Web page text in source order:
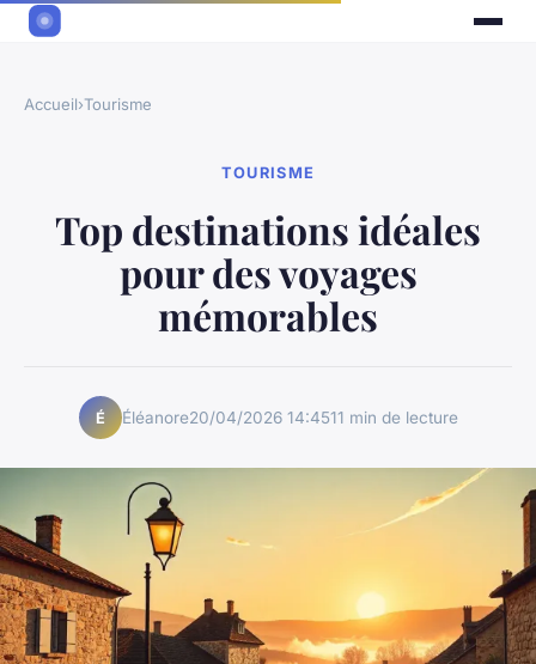
Accueil›Tourisme
TOURISME
Top destinations idéales
pour des voyages
mémorables
É Éléanore20/04/2026 14:4511 min de lecture